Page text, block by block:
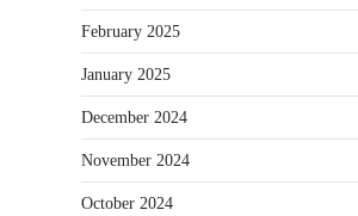
February 2025
January 2025
December 2024
November 2024
October 2024